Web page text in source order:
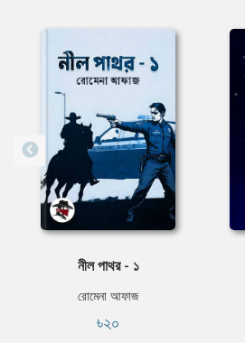
নীল পাথর - ১
রোমেনা আফাজ
৳২০